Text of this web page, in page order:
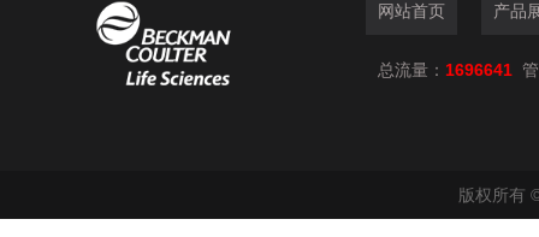
网站首页 产品
总流量： 1696641
版权所有